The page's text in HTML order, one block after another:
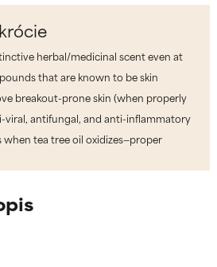
herbal/medicinal scent even at
that are known to be skin
breakout-prone skin (when properly
viral, antifungal, and anti-inflammatory
tea tree oil oxidizes—proper